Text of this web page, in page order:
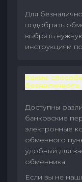
Для
подобрать
выбрать
инструкциям
Какие
Доступны
банковские
электронные
обменного
удобный для
обменника.
Если вы не